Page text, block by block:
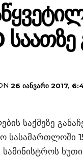
26 ᲘᲐᲜᲕᲐᲠᲘ 2017,
საქმეზე
სასამართლოში
სამინისტროს